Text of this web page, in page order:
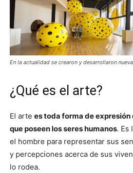
En la actualidad se crearon y desarrollaron
¿Qué es el arte?
El arte es toda forma de
que poseen los seres humanos. Es
el hombre para representar sus
y percepciones acerca de sus
lo rodea.